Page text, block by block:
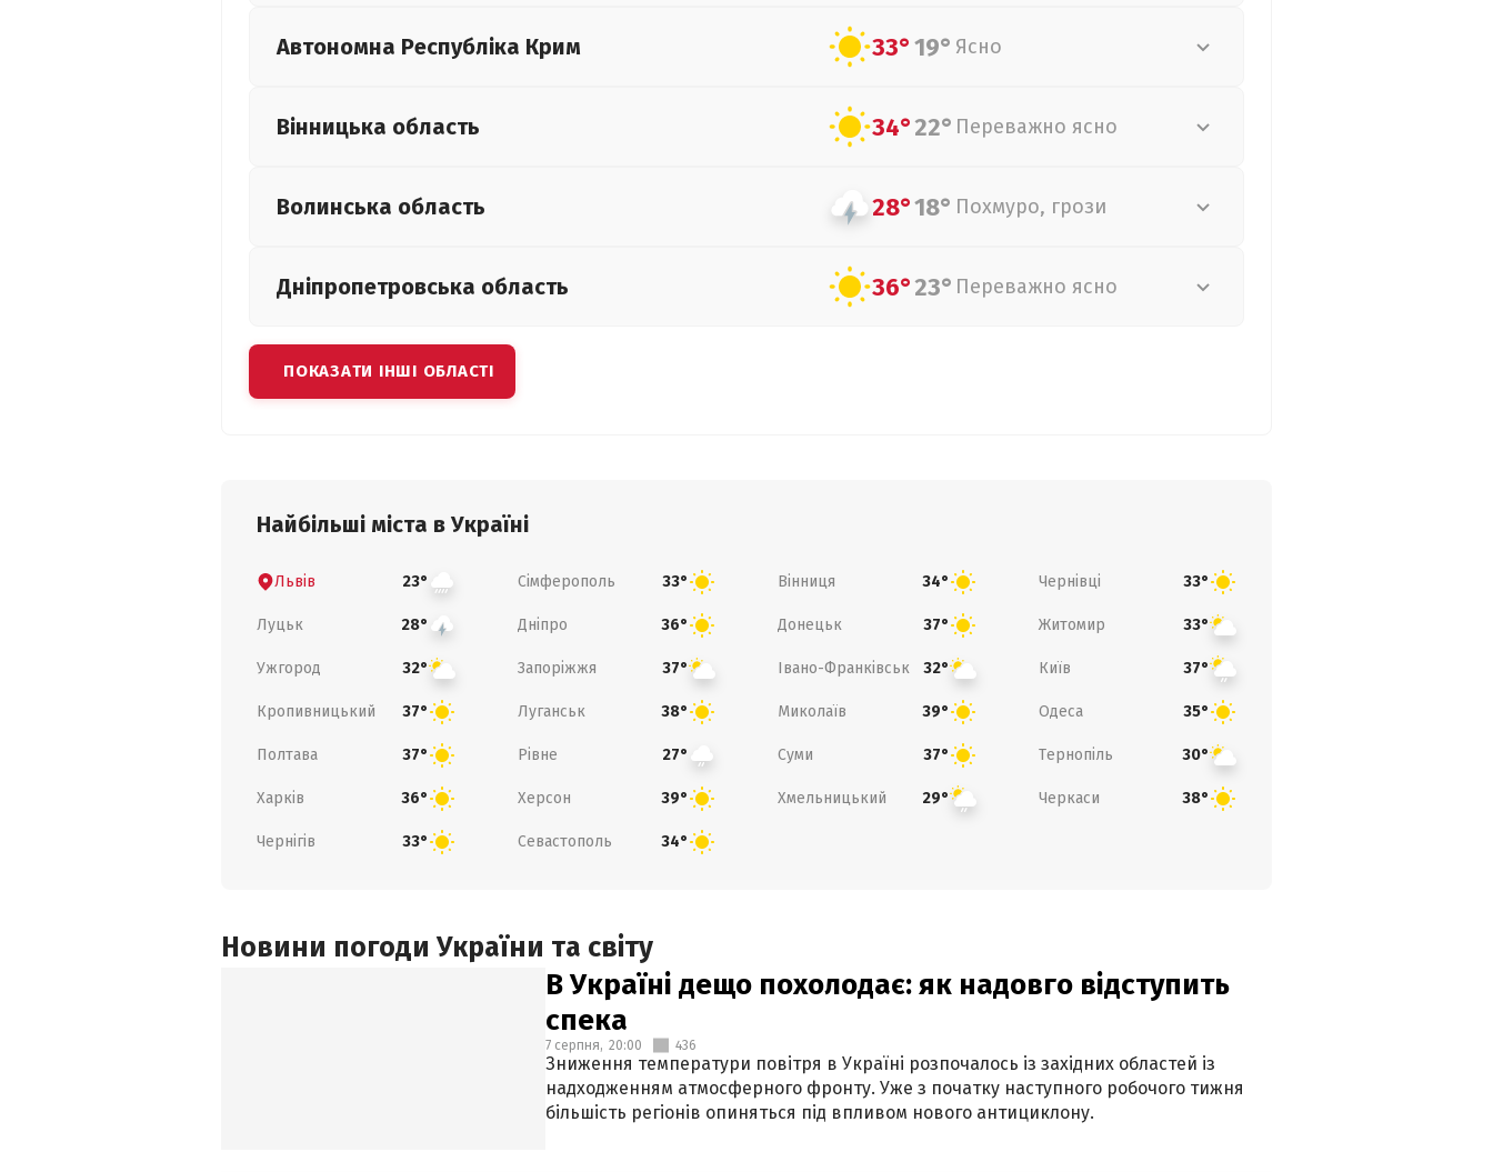
Автономна Республіка Крим 33°19° Ясно
Вінницька область 34°22° Переважно ясно
Волинська область 28°18° Похмуро, грози
Дніпропетровська область 36°23° Переважно ясно
ПОКАЗАТИ ІНШІ ОБЛАСТІ
Найбільші міста в Україні
Львів 23° Сімферополь 33° Вінниця 34° Чернівці 33°
Луцьк 28° Дніпро 36° Донецьк 37° Житомир 33°
Ужгород 32° Запоріжжя 37° Івано-Франківськ 32° Київ 37°
Кропивницький 37° Луганськ 38° Миколаїв 39° Одеса 35°
Полтава 37° Рівне 27° Суми 37° Тернопіль 30°
Харків 36° Херсон 39° Хмельницький 29° Черкаси 38°
Чернігів 33° Севастополь 34°
Новини погоди України та світу
В Україні дещо похолодає: як надовго відступить
спека
7 серпня, 20:00 436
Зниження температури повітря в Україні розпочалось із західних областей із
надходженням атмосферного фронту. Уже з початку наступного робочого тижня
більшість регіонів опиняться під впливом нового антициклону.